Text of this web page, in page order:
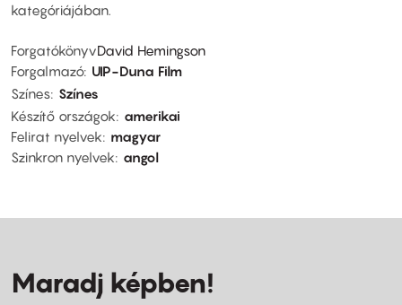
kategóriájában.
ForgatókönyvDavid Hemingson
Forgalmazó UIP-Duna Film
Színes Színes
Készítő országok
amerikai
Felirat nyelvek
magyar
Szinkron nyelvek
angol
Maradj képben!